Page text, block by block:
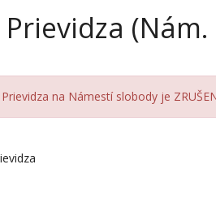
na Námestí slobody je